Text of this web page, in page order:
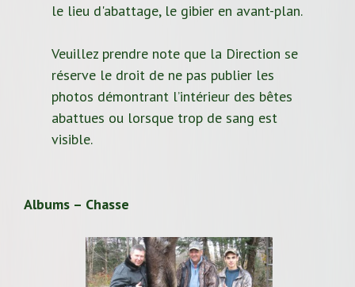
le lieu d'abattage, le gibier en avant-plan.
Veuillez prendre note que la Direction se
réserve le droit de ne pas publier les
photos démontrant l’intérieur des bêtes
abattues ou lorsque trop de sang est
visible.
Albums – Chasse